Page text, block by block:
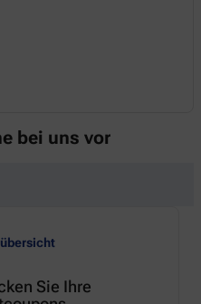
bei uns vor
Sie Ihre